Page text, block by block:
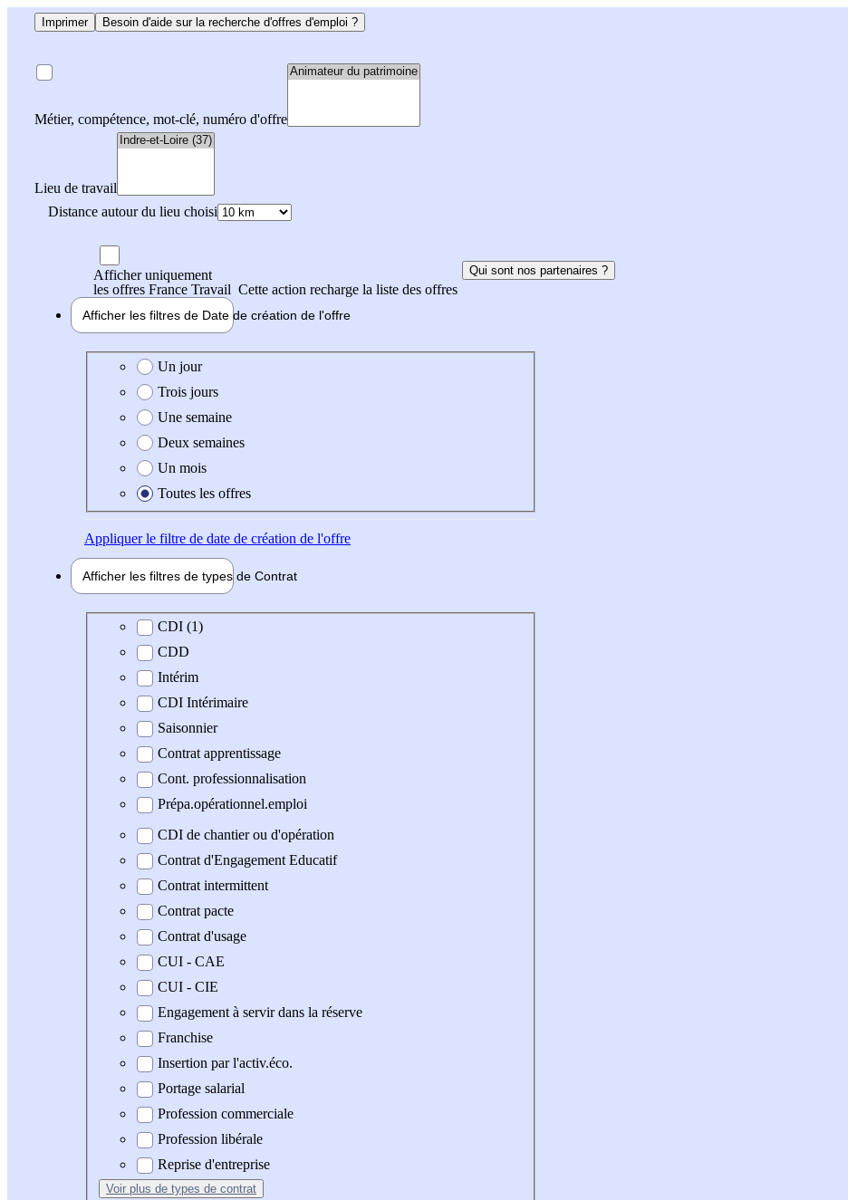
Imprimer Besoin d'aide sur la recherche d'offres d'emploi ?
Métier, compétence, mot-clé, numéro d'offre
Lieu de travail
Distance autour du lieu choisi
Afficher uniquement
les offres France Travail Cette action recharge la liste des offres
Qui sont nos partenaires ?
Afficher les filtres de Date de création de l'offre
Date de création de l'offre
Un jour
Trois jours
Une semaine
Deux semaines
Un mois
Toutes les offres
Appliquerle filtre de date de création de l'offre
Afficher les filtres de types de Contrat
Type de contrat
CDI (1)
CDD
Intérim
CDI Intérimaire
Saisonnier
Contrat apprentissage
Cont. professionnalisation
Prépa.opérationnel.emploi
CDI de chantier ou d'opération
Contrat d'Engagement Educatif
Contrat intermittent
Contrat pacte
Contrat d'usage
CUI - CAE
CUI - CIE
Engagement à servir dans la réserve
Franchise
Insertion par l'activ.éco.
Portage salarial
Profession commerciale
Profession libérale
Reprise d'entreprise
Voir plus de types de contrat